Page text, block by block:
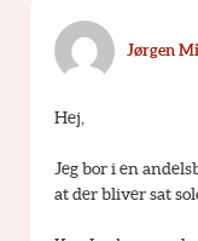
Jørgen
Hej,
Jeg bor i en
at der bliver sat